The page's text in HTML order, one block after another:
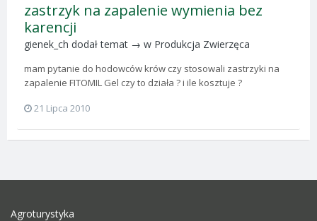
zastrzyk na zapalenie wymienia bez
karencji
gienek_ch dodał temat → w Produkcja Zwierzęca
mam pytanie do hodowców krów czy stosowali zastrzyki na
zapalenie FITOMIL Gel czy to działa ? i ile kosztuje ?
21 Lipca 2010
Agroturystyka